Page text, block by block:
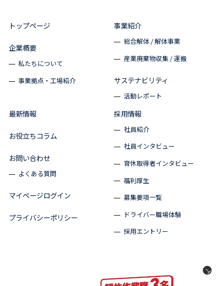
トップページ
企業概要
私たちについて
事業拠点・工場紹介
事業紹介
総合解体 / 解体事業
産業廃棄物収集 / 運搬
サステナビリティ
活動レポート
最新情報
お役立ちコラム
お問い合わせ
よくある質問
マイページログイン
プライバシーポリシー
採用情報
社員紹介
社員インタビュー
育休取得者インタビュー
福利厚生
募集要項一覧
ドライバー職場体験
採用エントリー